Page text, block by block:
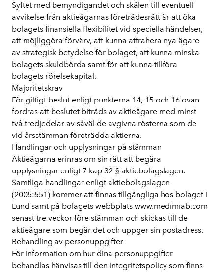
Syftet med bemyndigandet och skälen till eventuell
avvikelse från aktieägarnas företrädesrätt är att öka
bolagets finansiella flexibilitet vid speciella händelser,
att möjliggöra förvärv, att kunna attrahera nya ägare
av strategisk betydelse för bolaget, att kunna minska
bolagets skuldbörda samt för att kunna tillföra
bolagets rörelsekapital.
Majoritetskrav
För giltigt beslut enligt punkterna 14, 15 och 16 ovan
fordras att beslutet biträds av aktieägare med minst
två tredjedelar av såväl de avgivna rösterna som de
vid årsstämman företrädda aktierna.
Handlingar och upplysningar på stämman
Aktieägarna erinras om sin rätt att begära
upplysningar enligt 7 kap 32 § aktiebolagslagen.
Samtliga handlingar enligt aktiebolagslagen
(2005:551) kommer att finnas tillgängliga hos bolaget i
Lund samt på bolagets webbplats www.medimiab.com
senast tre veckor före stämman och skickas till de
aktieägare som begär det och uppger sin postadress.
Behandling av personuppgifter
För information om hur dina personuppgifter
behandlas hänvisas till den integritetspolicy som finns